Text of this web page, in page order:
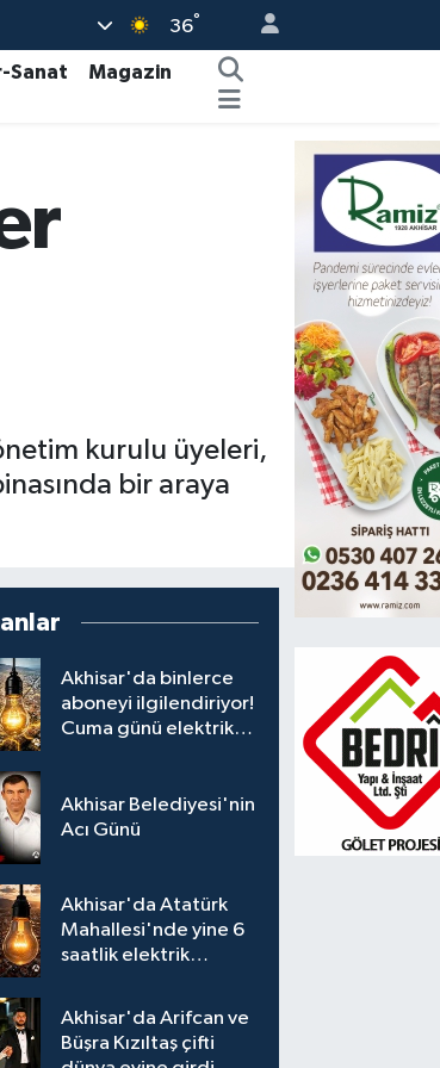
36°
Sanat
Magazin
kurulu üyeleri,
bir araya
Akhisar'da binlerce
aboneyi ilgilendiriyor!
Cuma günü elektrik
Akhisar Belediyesi'nin
Acı Günü
Akhisar'da Atatürk
Mahallesi'nde yine 6
saatlik elektrik
Akhisar'da Arifcan ve
Büşra Kızıltaş çifti